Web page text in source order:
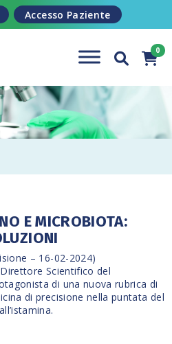
Accesso Paziente
E MICROBIOTA:
– 16-02-2024)
Scientifico del
di una nuova rubrica di
di precisione nella puntata del